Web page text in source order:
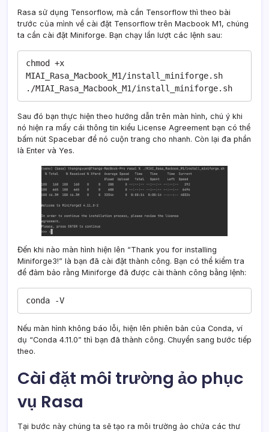
Rasa sử dụng Tensorflow, mà cần Tensorflow thì theo bài
trước của mình về cài đặt Tensorflow trên Macbook M1, chúng
ta cần cài đặt Miniforge. Bạn chạy lần lượt các lệnh sau:
chmod +x
MIAI_Rasa_Macbook_M1/install_miniforge.sh
./MIAI_Rasa_Macbook_M1/install_miniforge.sh
Sau đó bạn thực hiện theo hướng dẫn trên màn hình, chú ý khi
nó hiện ra mấy cái thông tin kiểu License Agreement bạn có thể
bấm nút Spacebar để nó cuộn trang cho nhanh. Còn lại đa phần
là Enter và Yes.
Đến khi nào màn hình hiện lên “Thank you for installing
Miniforge3!” là bạn đã cài đặt thành công. Bạn có thể kiểm tra
để đảm bảo rằng Miniforge đã được cài thành công bằng lệnh:
conda -V
Nếu màn hình không báo lỗi, hiện lên phiên bản của Conda, ví
dụ “Conda 4.11.0” thì bạn đã thành công. Chuyển sang bước tiếp
theo.
Cài đặt môi trường ảo phục
vụ Rasa
Tại bước này chúng ta sẽ tạo ra môi trường ảo chứa các thư